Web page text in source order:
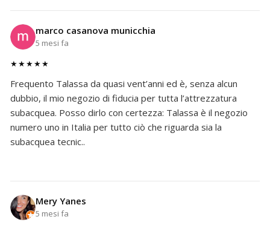
marco casanova municchia
5 mesi fa
★★★★★
Frequento Talassa da quasi vent’anni ed è, senza alcun
dubbio, il mio negozio di fiducia per tutta l’attrezzatura
subacquea. Posso dirlo con certezza: Talassa è il negozio
numero uno in Italia per tutto ciò che riguarda sia la
subacquea tecnic..
Mery Yanes
5 mesi fa